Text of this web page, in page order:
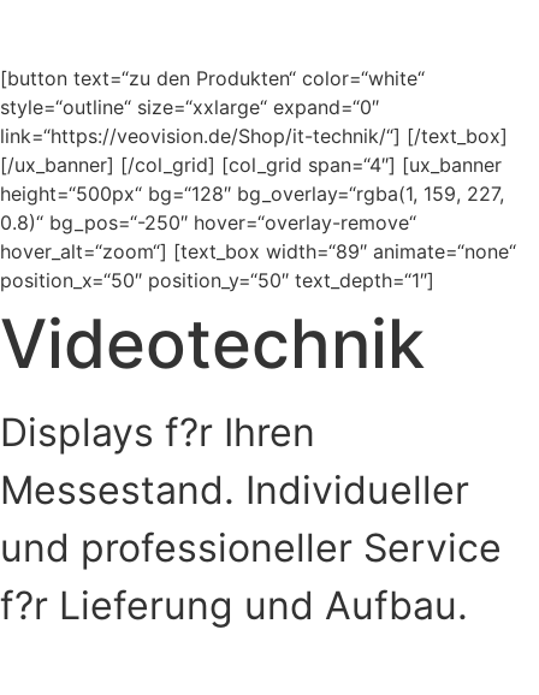
[button text=“zu den Produkten“ color=“white“
style=“outline“ size=“xxlarge“ expand=“0″
link=“https://veovision.de/Shop/it-technik/“] [/text_box]
[/ux_banner] [/col_grid] [col_grid span=“4″] [ux_banner
height=“500px“ bg=“128″ bg_overlay=“rgba(1, 159, 227,
0.8)“ bg_pos=“-250″ hover=“overlay-remove“
hover_alt=“zoom“] [text_box width=“89″ animate=“none“
position_x=“50″ position_y=“50″ text_depth=“1″]
Videotechnik
Displays f?r Ihren
Messestand. Individueller
und professioneller Service
f?r Lieferung und Aufbau.